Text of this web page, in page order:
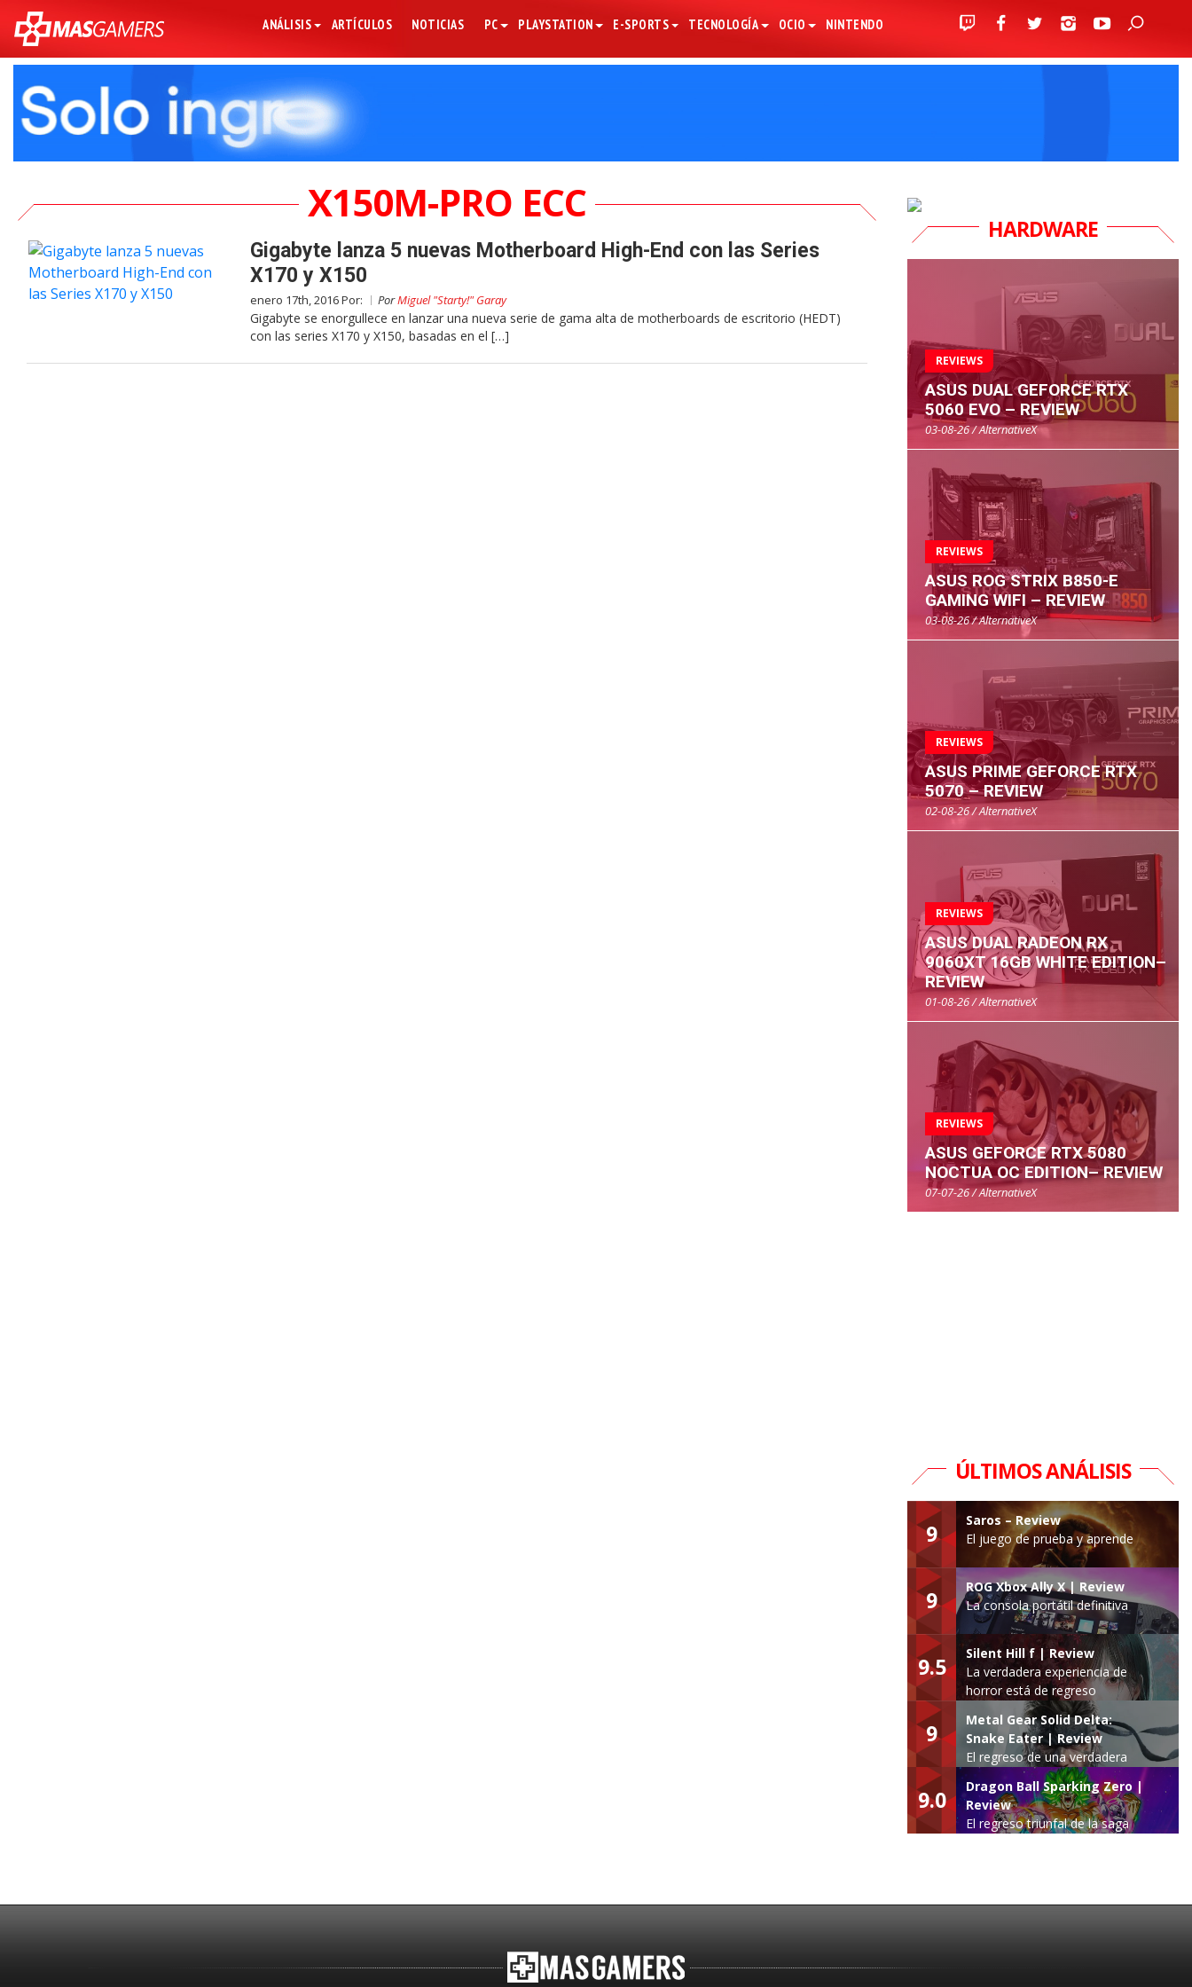
ANÁLISIS ARTÍCULOS NOTICIAS PC PLAYSTATION E-SPORTS TECNOLOGÍA OCIO NINTENDO
X150M-PRO ECC
Gigabyte lanza 5 nuevas Motherboard High-End con las Series
X170 y X150
enero 17th, 2016 Por: PorMiguel "Starty!" Garay
Gigabyte se enorgullece en lanzar una nueva serie de gama alta de motherboards de escritorio (HEDT)
con las series X170 y X150, basadas en el […]
HARDWARE
REVIEWS
ASUS DUAL GEFORCE RTX
5060 EVO – REVIEW
03-08-26 / AlternativeX
REVIEWS
ASUS ROG STRIX B850-E
GAMING WIFI – REVIEW
03-08-26 / AlternativeX
REVIEWS
ASUS PRIME GEFORCE RTX
5070 – REVIEW
02-08-26 / AlternativeX
REVIEWS
ASUS DUAL RADEON RX
9060XT 16GB WHITE EDITION–
REVIEW
01-08-26 / AlternativeX
REVIEWS
ASUS GEFORCE RTX 5080
NOCTUA OC EDITION– REVIEW
07-07-26 / AlternativeX
ÚLTIMOS ANÁLISIS
9
Saros – Review
El juego de prueba y aprende
9
ROG Xbox Ally X | Review
La consola portátil definitiva
9.5
Silent Hill f | Review
La verdadera experiencia de
horror está de regreso
9
Metal Gear Solid Delta:
Snake Eater | Review
El regreso de una verdadera
leyenda
9.0
Dragon Ball Sparking Zero |
Review
El regreso triunfal de la saga